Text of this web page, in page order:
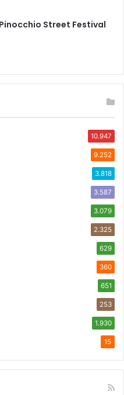
Pinocchio Street Festival
10.947
9.252
3.818
3.587
3.079
2.325
629
360
651
253
1.930
15